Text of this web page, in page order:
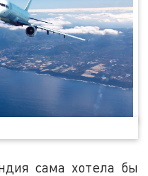
сама хотела бы